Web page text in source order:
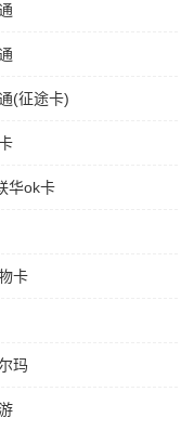
(征途卡)
华ok卡
卡
玛